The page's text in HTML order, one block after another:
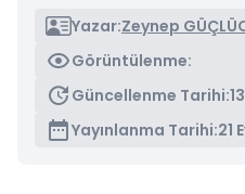
Yazar:Zeynep
Görüntülenme:
Güncellenme Tarihi:
Yayınlanma Tarihi:21